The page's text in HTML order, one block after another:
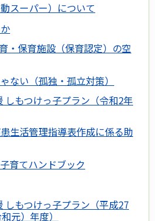
スーパー）について
・保育施設（保育認定）の空
ない（孤独・孤立対策）
しもつけっ子プラン（令和2年
生活管理指導表作成に係る助
育てハンドブック
しもつけっ子プラン（平成27
元）年度）